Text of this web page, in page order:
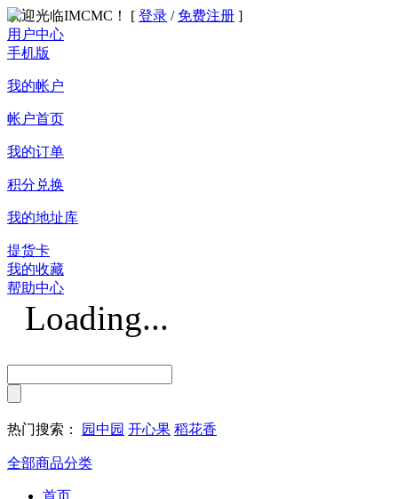
欢迎光临IMCMC！ [ 登录 / 免费注册 ]
用户中心
手机版
我的帐户
帐户首页
我的订单
积分兑换
我的地址库
提货卡
我的收藏
帮助中心
Loading...
热门搜索： 园中园 开心果 稻花香
全部商品分类
首页